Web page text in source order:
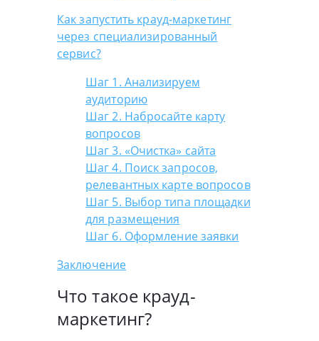
Как запустить крауд-маркетинг
через специализированный
сервис?
Шаг 1. Анализируем
аудиторию
Шаг 2. Набросайте карту
вопросов
Шаг 3. «Очистка» сайта
Шаг 4. Поиск запросов,
релевантных карте вопросов
Шаг 5. Выбор типа площадки
для размещения
Шаг 6. Оформление заявки
Заключение
Что такое крауд-
маркетинг?